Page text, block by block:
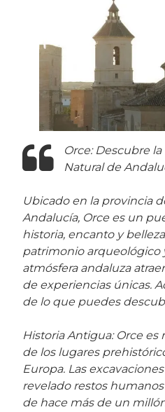
Orce: Descubre
Natural de
Ubicado en la provincia
Andalucía, Orce es un
historia, encanto y
patrimonio arqueológico
atmósfera andaluza
de experiencias únicas.
de lo que puedes
Historia Antigua: Orce
de los lugares
Europa. Las
revelado restos
de hace más de un